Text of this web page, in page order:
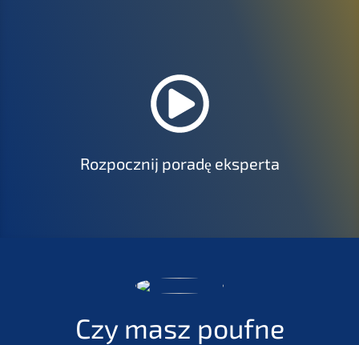
Rozpo­cz­nij poradę eksperta
Czy masz poufne